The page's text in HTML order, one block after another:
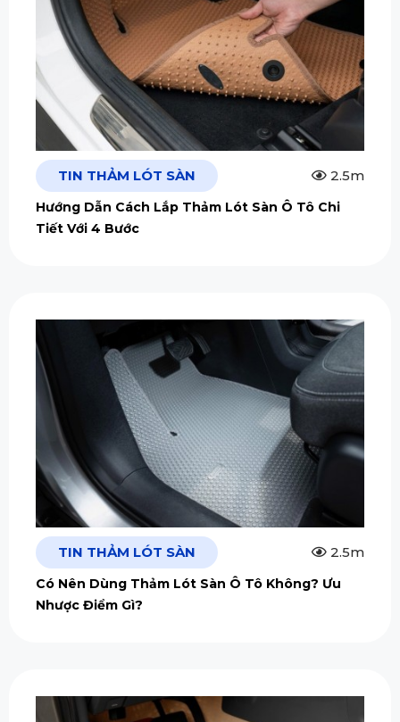
TIN THẢM LÓT SÀN 2.5m
Hướng Dẫn Cách Lắp Thảm Lót Sàn Ô Tô Chi
Tiết Với 4 Bước
TIN THẢM LÓT SÀN 2.5m
Có Nên Dùng Thảm Lót Sàn Ô Tô Không? Ưu
Nhược Điểm Gì?